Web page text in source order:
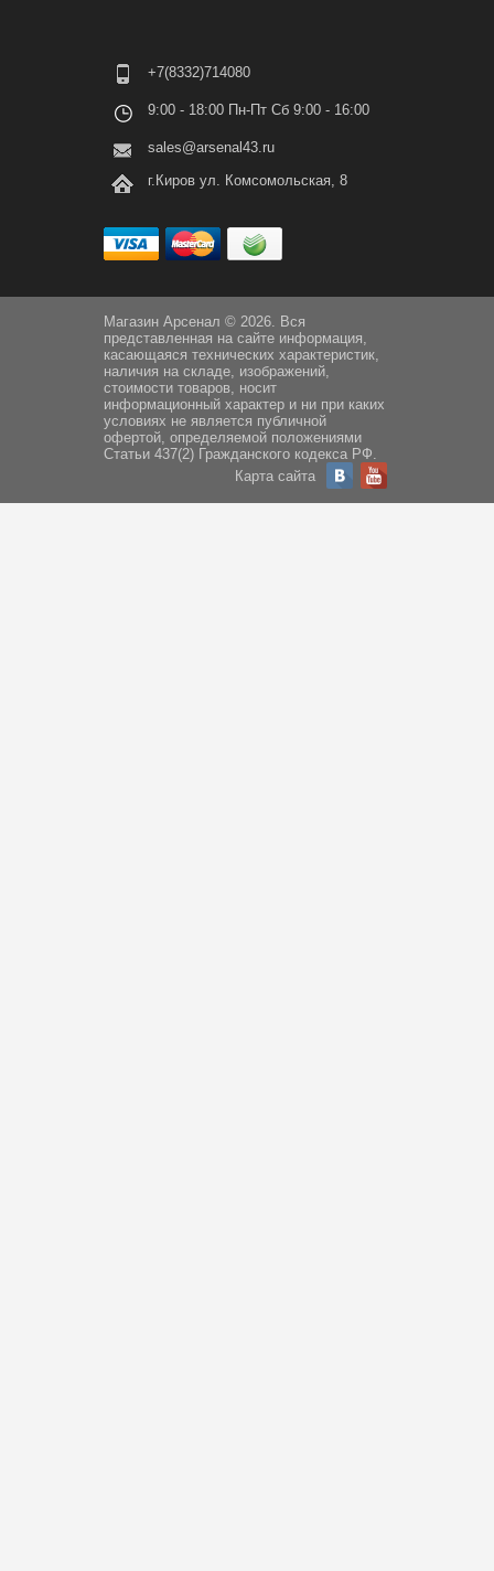
+7(8332)714080
9:00 - 18:00 Пн-Пт Сб 9:00 - 16:00
sales@arsenal43.ru
г.Киров ул. Комсомольская, 8
Магазин Арсенал © 2026. Вся
представленная на сайте информация,
касающаяся технических характеристик,
наличия на складе, изображений,
стоимости товаров, носит
информационный характер и ни при каких
условиях не является публичной
офертой, определяемой положениями
Статьи 437(2) Гражданского кодекса РФ.
Карта сайта